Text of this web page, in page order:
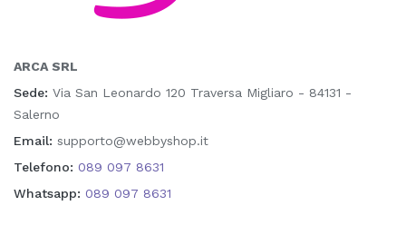
ARCA SRL
Sede: Via San Leonardo 120 Traversa Migliaro - 84131 -
Salerno
Email: supporto@webbyshop.it
Telefono: 089 097 8631
Whatsapp: 089 097 8631